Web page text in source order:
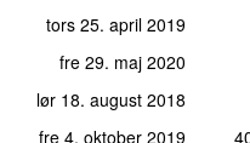
tors 25. april 2019
fre 29. maj 2020
lør 18. august 2018
fre 4. oktober 2019